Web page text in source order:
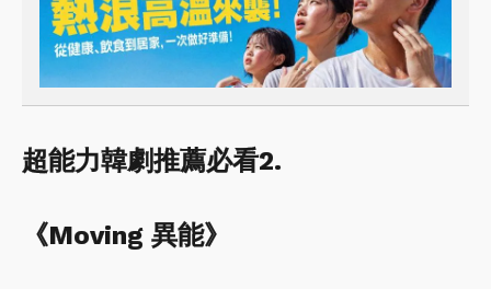
超能力韓劇推薦必看2.
《Moving 異能》